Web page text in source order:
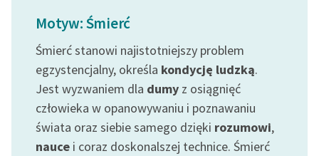
Motyw: Śmierć
Śmierć stanowi najistotniejszy problem
egzystencjalny, określa kondycję ludzką.
Jest wyzwaniem dla dumy z osiągnięć
człowieka w opanowywaniu i poznawaniu
świata oraz siebie samego dzięki rozumowi,
nauce i coraz doskonalszej technice. Śmierć